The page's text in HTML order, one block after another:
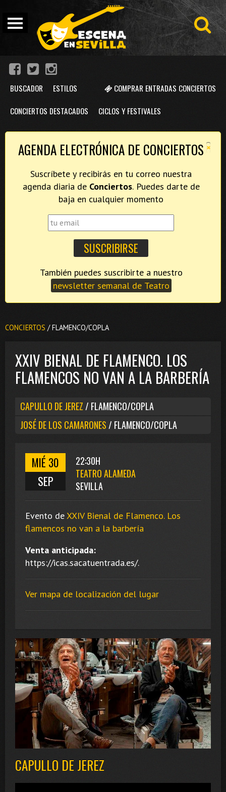
COMPRAR ENTRADAS CONCIERTOS
BUSCADOR ESTILOS
CONCIERTOS DESTACADOS CICLOS Y FESTIVALES
×
AGENDA ELECTRÓNICA DE CONCIERTOS
Suscríbete y recibirás en tu correo nuestra
agenda diaria de Conciertos. Puedes darte de
baja en cualquier momento
newsletter semanal de Teatro
CONCIERTOS / FLAMENCO/COPLA
XXIV BIENAL DE FLAMENCO. LOS
FLAMENCOS NO VAN A LA BARBERÍA
CAPULLO DE JEREZ / FLAMENCO/COPLA
JOSÉ DE LOS CAMARONES / FLAMENCO/COPLA
MIÉ 30
SEP
22:30H
TEATRO ALAMEDA
SEVILLA
Evento deXXIV Bienal de Flamenco. Los
flamencos no van a la barbería
Venta anticipada:
https://icas.sacatuentrada.es/.
Ver mapa de localización del lugar
CAPULLO DE JEREZ